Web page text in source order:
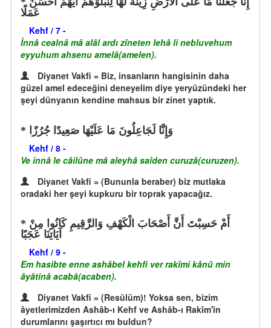
عَمَلًا
Kehf / 7 -
İnnâ cealnâ mâ alâl ardı zîneten lehâ li nebluvehum
eyyuhum ahsenu amelâ(amelen).
Diyanet Vakfi = Biz, insanların hangisinin daha
güzel amel edeceğini deneyelim diye yeryüzündeki her
şeyi dünyanın kendine mahsus bir zinet yaptık.
وَإِنَّا لَجَاعِلُونَ مَا عَلَيْهَا صَعِيدًا جُرُزًا
Kehf / 8 -
Ve innâ le câilûne mâ aleyhâ saîden curuzâ(curuzen).
Diyanet Vakfi = (Bununla beraber) biz mutlaka
oradaki her şeyi kupkuru bir toprak yapacağız.
آيَاتِنَا عَجَبًا
Kehf / 9 -
Em hasibte enne ashâbel kehfi ver rakîmi kânû min
âyâtinâ acabâ(acaben).
Diyanet Vakfi = (Resûlüm)! Yoksa sen, bizim
âyetlerimizden Ashâb-ı Kehf ve Ashâb-ı Rakîm'in
durumlarını şaşırtıcı mı buldun?